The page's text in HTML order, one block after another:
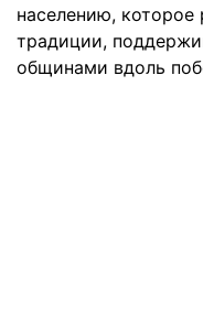
населению, которое
традиции,
общинами вдоль